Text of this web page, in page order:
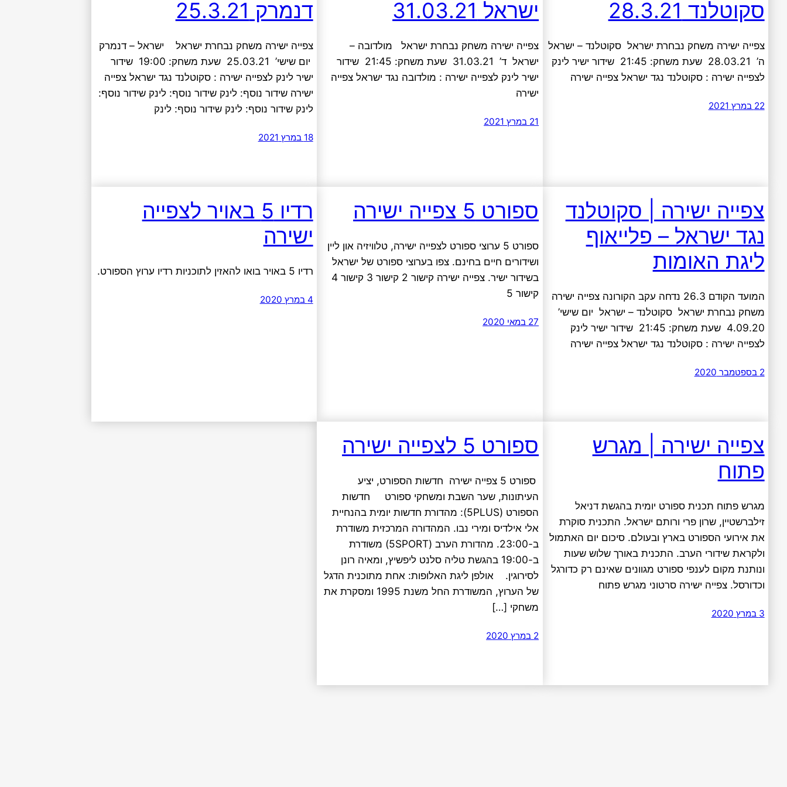
סקוטלנד 28.3.21
צפייה ישירה משחק נבחרת ישראל סקוטלנד – ישראל
ה’ 28.03.21 שעת משחק: 21:45 שידור ישיר לינק
לצפייה ישירה : סקוטלנד נגד ישראל צפייה ישירה
22 במרץ 2021
ישראל 31.03.21
צפייה ישירה משחק נבחרת ישראל מולדובה –
ישראל ד’ 31.03.21 שעת משחק: 21:45 שידור
ישיר לינק לצפייה ישירה : מולדובה נגד ישראל צפייה
ישירה
21 במרץ 2021
דנמרק 25.3.21
צפייה ישירה משחק נבחרת ישראל ישראל – דנמרק
יום שישי’ 25.03.21 שעת משחק: 19:00 שידור
ישיר לינק לצפייה ישירה : סקוטלנד נגד ישראל צפייה
ישירה שידור נוסף: לינק שידור נוסף: לינק שידור נוסף:
לינק שידור נוסף: לינק שידור נוסף: לינק
18 במרץ 2021
צפייה ישירה | סקוטלנד
נגד ישראל – פלייאוף
ליגת האומות
המועד הקודם 26.3 נדחה עקב הקורונה צפייה ישירה
משחק נבחרת ישראל סקוטלנד – ישראל יום שישי’
4.09.20 שעת משחק: 21:45 שידור ישיר לינק
לצפייה ישירה : סקוטלנד נגד ישראל צפייה ישירה
2 בספטמבר 2020
ספורט 5 צפייה ישירה
ספורט 5 ערוצי ספורט לצפייה ישירה, טלוויזיה און ליין
ושידורים חיים בחינם. צפו בערוצי ספורט של ישראל
בשידור ישיר. צפייה ישירה קישור 2 קישור 3 קישור 4
קישור 5
27 במאי 2020
רדיו 5 באויר לצפייה
ישירה
רדיו 5 באויר בואו להאזין לתוכניות רדיו ערוץ הספורט.
4 במרץ 2020
צפייה ישירה | מגרש
פתוח
מגרש פתוח תכנית ספורט יומית בהגשת דניאל
זילברשטיין, שרון פרי ורותם ישראל. התכנית סוקרת
את אירועי הספורט בארץ ובעולם. סיכום יום האתמול
ולקראת שידורי הערב. התכנית באורך שלוש שעות
ונותנת מקום לענפי ספורט מגוונים שאינם רק כדורגל
וכדורסל. צפייה ישירה סרטוני מגרש פתוח
3 במרץ 2020
ספורט 5 לצפייה ישירה
ספורט 5 צפייה ישירה חדשות הספורט, יציע
העיתונות, שער השבת ומשחקי ספורט חדשות
הספורט (5PLUS): מהדורת חדשות יומית בהנחיית
אלי אילדיס ומירי נבו. המהדורה המרכזית משודרת
ב-23:00. מהדורת הערב (5SPORT) משודרת
ב-19:00 בהגשת טליה סלנט ליפשיץ, ומאיה רונן
לסירוגין. אולפן ליגת האלופות: אחת מתוכנית הדגל
של הערוץ, המשודרת החל משנת 1995 ומסקרת את
משחקי […]
2 במרץ 2020